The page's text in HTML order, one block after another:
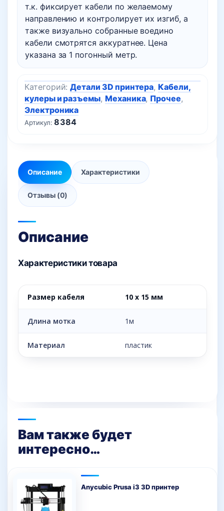
т.к. фиксирует кабели по желаемому
направлению и контролирует их изгиб, а
также визуально собранные воедино
кабели смотрятся аккуратнее. Цена
указана за 1 погонный метр.
Артикул:8384
Категорий:Детали 3D принтера,Кабели,
кулеры и разъемы, Механика, Прочее,
Электроника
Описание Характеристики
Отзывы (0)
Описание
Характеристики товара
Размер кабеля 10 х 15 мм
Длина мотка 1м
Материал пластик
Вам также будет
интересно…
Anycubic Prusa i3 3D принтер